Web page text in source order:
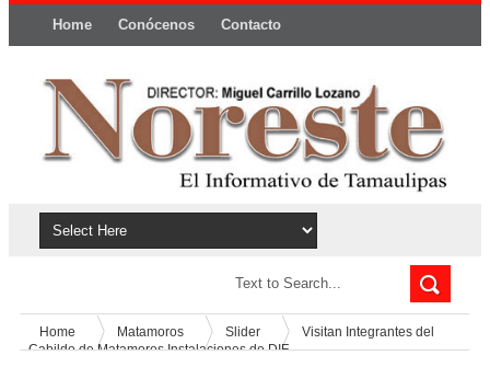
Home Conócenos Contacto
Home Matamoros Slider
Visitan Integrantes del
Cabildo de Matamoros Instalaciones de DIF